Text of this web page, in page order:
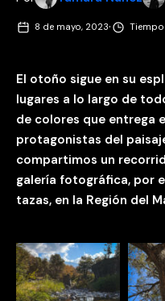
8 de mayo, 2023·
El otoño sigue en su
lugares a lo largo de
de colores que entrega
protagonistas del
compartimos un
galería fotográfica, por
tazas, en la Región del